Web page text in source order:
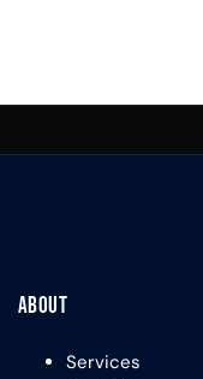
About
Services